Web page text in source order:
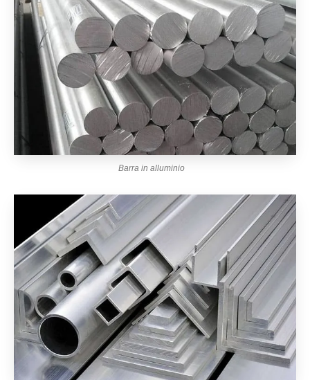
Barra in alluminio